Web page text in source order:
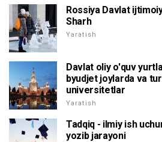
Rossiya Davlat
Sharh
Yaratish
Davlat oliy o'quv
byudjet joylarda va
universitetlar
Yaratish
Tadqiq - ilmiy ish
yozib jarayoni